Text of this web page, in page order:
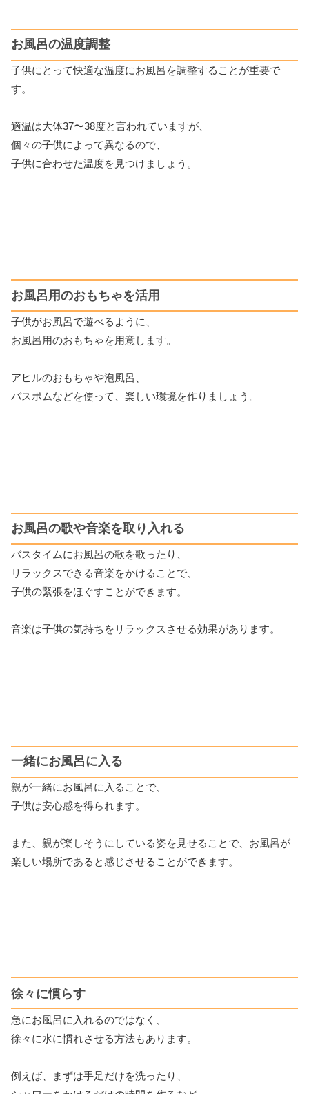
お風呂の温度調整
子供にとって快適な温度にお風呂を調整することが重要で
す。
適温は大体37〜38度と言われていますが、
個々の子供によって異なるので、
子供に合わせた温度を見つけましょう。
お風呂用のおもちゃを活用
子供がお風呂で遊べるように、
お風呂用のおもちゃを用意します。
アヒルのおもちゃや泡風呂、
バスボムなどを使って、楽しい環境を作りましょう。
お風呂の歌や音楽を取り入れる
バスタイムにお風呂の歌を歌ったり、
リラックスできる音楽をかけることで、
子供の緊張をほぐすことができます。
音楽は子供の気持ちをリラックスさせる効果があります。
一緒にお風呂に入る
親が一緒にお風呂に入ることで、
子供は安心感を得られます。
また、親が楽しそうにしている姿を見せることで、お風呂が
楽しい場所であると感じさせることができます。
徐々に慣らす
急にお風呂に入れるのではなく、
徐々に水に慣れさせる方法もあります。
例えば、まずは手足だけを洗ったり、